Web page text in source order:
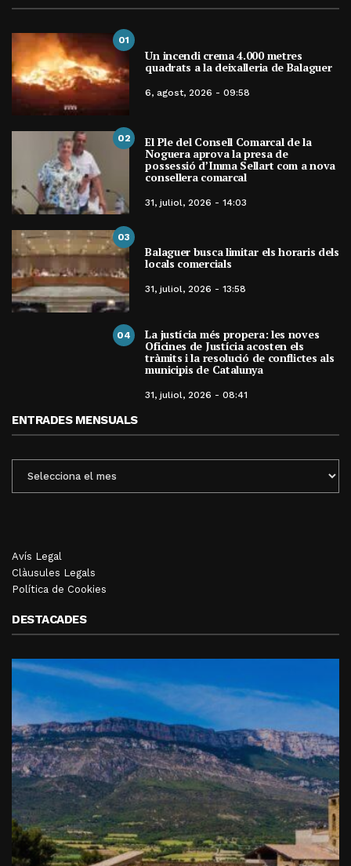
01
Un incendi crema 4.000 metres
quadrats a la deixalleria de Balaguer
6, agost, 2026 - 09:58
02 El Ple del Consell Comarcal de la
Noguera aprova la presa de
possessió d’Imma Sellart com a nova
consellera comarcal
31, juliol, 2026 - 14:03
03
Balaguer busca limitar els horaris dels
locals comercials
31, juliol, 2026 - 13:58
04 La justícia més propera: les noves
Oficines de Justícia acosten els
tràmits i la resolució de conflictes als
municipis de Catalunya
31, juliol, 2026 - 08:41
ENTRADES MENSUALS
MENSUALS
Avís Legal
Clàusules Legals
Política de Cookies
DESTACADES